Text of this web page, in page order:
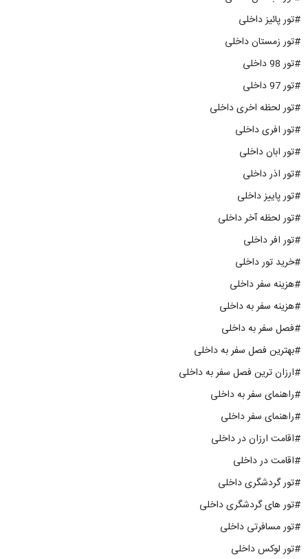
#تور پائیز داخلی
#تور زمستان داخلی
#تور 98 داخلی
#تور 97 داخلی
#تور لحظه اخری داخلی
#تور افری داخلی
#تور ابان داخلی
#تور اذر داخلی
#تور پاییز داخلی
#تور لحظه آخر داخلی
#تور افر داخلی
#خرید تور داخلی
#هزینه سفر داخلی
#هزینه سفر به داخلی
#فصل سفر به داخلی
#بهترین فصل سفر به داخلی
#ارزان ترین فصل سفر به داخلی
#راهنمای سفر به داخلی
#راهنمای سفر داخلی
#اقامت ارزان در داخلی
#اقامت در داخلی
#تور گردشگری داخلی
#تور های گردشگری داخلی
#تور مسافرتی داخلی
#تور لوکس داخلی